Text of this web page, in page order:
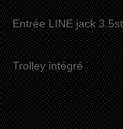
Entrée LINE jack
Trolley intégré